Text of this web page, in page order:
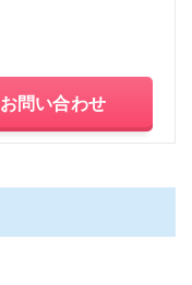
お問い合わせ